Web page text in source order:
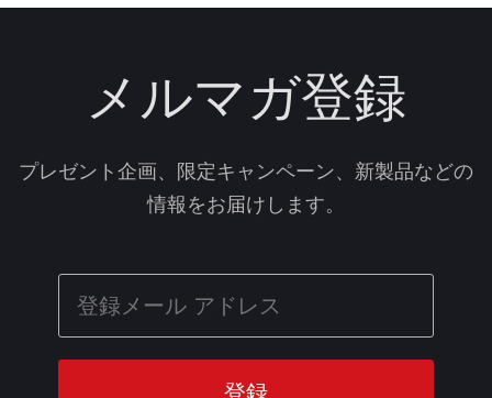
メルマガ登録
プレゼント企画、限定キャンペーン、新製品などの
情報をお届けします。